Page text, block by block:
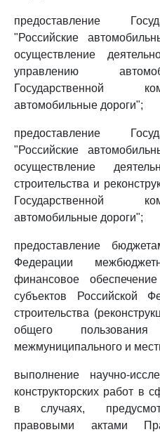
предоставление
"Российские
осуществление
управлению
Государственной
автомобильные дороги";
предоставление
"Российские
осуществление
строительства и
Государственной
автомобильные дороги";
предоставление
Федерации
финансовое
субъектов Российской
строительства
общего
межмуниципального и
выполнение научно-
конструкторских работ в
в случаях,
правовыми актами